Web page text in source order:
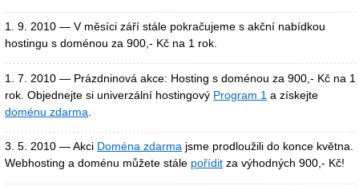
1. 9. 2010 — V měsíci září stále pokračujeme s akční nabídkou
hostingu s doménou za 900,- Kč na 1 rok.
1. 7. 2010 — Prázdninová akce: Hosting s doménou za 900,- Kč na 1
rok. Objednejte si univerzální hostingový Program 1 a získejte
doménu zdarma
3. 5. 2010 — Akci Doména zdarma jsme prodloužili do konce května.
Webhosting a doménu můžete stále pořídit za výhodných 900,- Kč!